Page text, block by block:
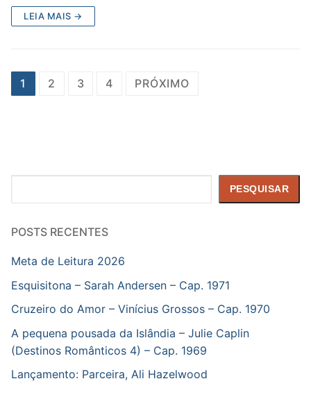
LEIA MAIS →
Paginação
1 2 3 4 PRÓXIMO
PESQUISAR
POSTS RECENTES
Meta de Leitura 2026
Esquisitona – Sarah Andersen – Cap. 1971
Cruzeiro do Amor – Vinícius Grossos – Cap. 1970
A pequena pousada da Islândia – Julie Caplin
(Destinos Românticos 4) – Cap. 1969
Lançamento: Parceira, Ali Hazelwood